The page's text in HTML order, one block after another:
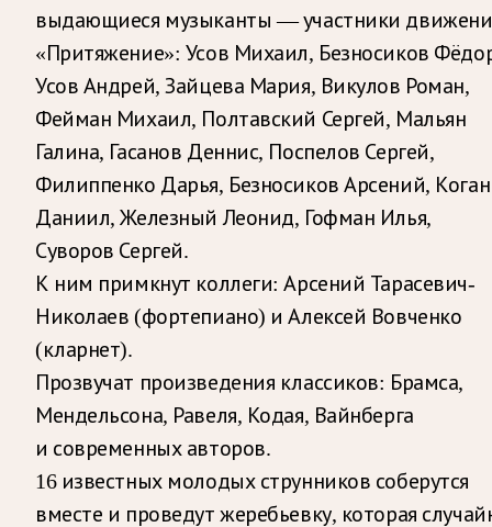
выдающиеся музыканты — участники
«Притяжение»: Усов Михаил, Безносиков
Усов Андрей, Зайцева Мария, Викулов Роман,
Фейман Михаил, Полтавский Сергей, Мальян
Галина, Гасанов Деннис, Поспелов Сергей,
Филиппенко Дарья, Безносиков Арсений, Коган
Даниил, Железный Леонид, Гофман Илья,
Суворов Сергей.
К ним примкнут коллеги: Арсений Тарасевич-
Николаев (фортепиано) и Алексей Вовченко
(кларнет).
Прозвучат произведения классиков: Брамса,
Мендельсона, Равеля, Кодая, Вайнберга
и современных авторов.
16 известных молодых струнников соберутся
вместе и проведут жеребьевку, которая